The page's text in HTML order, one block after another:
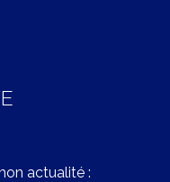
actualité :